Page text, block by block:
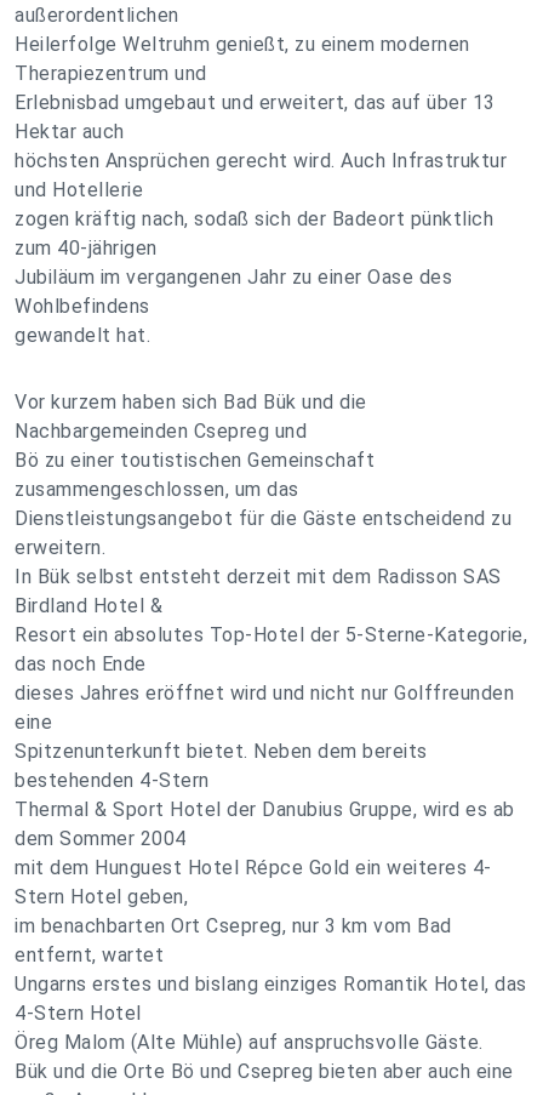
außerordentlichen
Heilerfolge Weltruhm genießt, zu einem modernen
Therapiezentrum und
Erlebnisbad umgebaut und erweitert, das auf über 13
Hektar auch
höchsten Ansprüchen gerecht wird. Auch Infrastruktur
und Hotellerie
zogen kräftig nach, sodaß sich der Badeort pünktlich
zum 40-jährigen
Jubiläum im vergangenen Jahr zu einer Oase des
Wohlbefindens
gewandelt hat.
Vor kurzem haben sich Bad Bük und die
Nachbargemeinden Csepreg und
Bö zu einer toutistischen Gemeinschaft
zusammengeschlossen, um das
Dienstleistungsangebot für die Gäste entscheidend zu
erweitern.
In Bük selbst entsteht derzeit mit dem Radisson SAS
Birdland Hotel &
Resort ein absolutes Top-Hotel der 5-Sterne-Kategorie,
das noch Ende
dieses Jahres eröffnet wird und nicht nur Golffreunden
eine
Spitzenunterkunft bietet. Neben dem bereits
bestehenden 4-Stern
Thermal & Sport Hotel der Danubius Gruppe, wird es ab
dem Sommer 2004
mit dem Hunguest Hotel Répce Gold ein weiteres 4-
Stern Hotel geben,
im benachbarten Ort Csepreg, nur 3 km vom Bad
entfernt, wartet
Ungarns erstes und bislang einziges Romantik Hotel, das
4-Stern Hotel
Öreg Malom (Alte Mühle) auf anspruchsvolle Gäste.
Bük und die Orte Bö und Csepreg bieten aber auch eine